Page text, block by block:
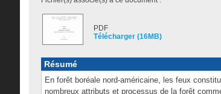
PDF
Télécharger (16MB)
Résumé
En forêt boréale nord-américaine, les feux
nombreux attributs et processus de la forêt